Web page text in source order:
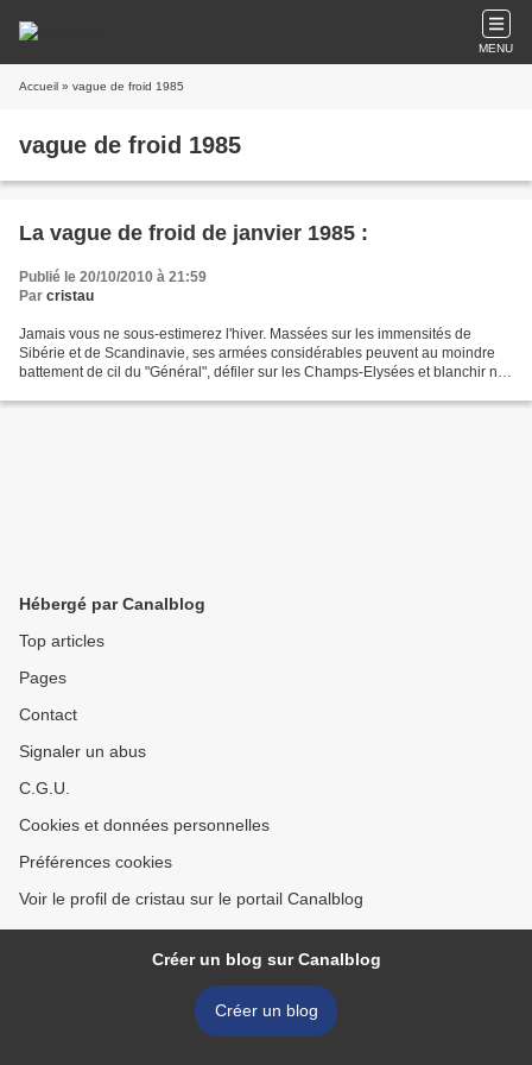
MENU
Accueil » vague de froid 1985
vague de froid 1985
La vague de froid de janvier 1985 :
Publié le 20/10/2010 à 21:59
Par cristau
Jamais vous ne sous-estimerez l'hiver. Massées sur les immensités de
Sibérie et de Scandinavie, ses armées considérables peuvent au moindre
battement de cil du "Général", défiler sur les Champs-Elysées et blanchir nos
Hébergé par Canalblog
Top articles
Pages
Contact
Signaler un abus
C.G.U.
Cookies et données personnelles
Préférences cookies
Voir le profil de cristau sur le portail Canalblog
Créer un blog sur Canalblog
Créer un blog